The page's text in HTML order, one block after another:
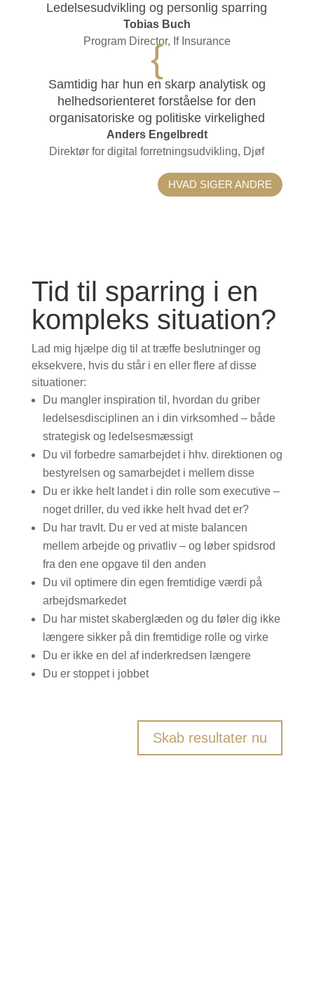
Ledelsesudvikling og personlig sparring
Tobias Buch
Program Director, If Insurance
{
Samtidig har hun en skarp analytisk og
helhedsorienteret forståelse for den
organisatoriske og politiske virkelighed
Anders Engelbredt
Direktør for digital forretningsudvikling, Djøf
HVAD SIGER ANDRE
Tid til sparring i en
kompleks situation?
Lad mig hjælpe dig til at træffe beslutninger og
eksekvere, hvis du står i en eller flere af disse
situationer:
Du mangler inspiration til, hvordan du griber
ledelsesdisciplinen an i din virksomhed – både
strategisk og ledelsesmæssigt
Du vil forbedre samarbejdet i hhv. direktionen og
bestyrelsen og samarbejdet i mellem disse
Du er ikke helt landet i din rolle som executive –
noget driller, du ved ikke helt hvad det er?
Du har travlt. Du er ved at miste balancen
mellem arbejde og privatliv – og løber spidsrod
fra den ene opgave til den anden
Du vil optimere din egen fremtidige værdi på
arbejdsmarkedet
Du har mistet skaberglæden og du føler dig ikke
længere sikker på din fremtidige rolle og virke
Du er ikke en del af inderkredsen længere
Du er stoppet i jobbet
Skab resultater nu